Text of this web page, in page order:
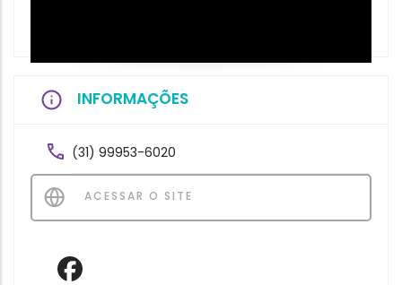
INFORMAÇÕES
(31) 99953-6020
ACESSAR O SITE